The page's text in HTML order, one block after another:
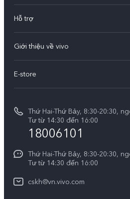
X300
V60
V60 Lite 5G
V50 Lite 5G
V50 Lite
Y39 5G
Y29
Hỗ trợ
Trung tâm dịch vụ
Funtouch OS
Tra cứu giá linh kiện
Xác thực bằng IMEI
Dịch vụ cuộc hẹn
Truy vấn tiến độ sửa chữa
Giới thiệu về vivo
Tin tức
Thông báo pháp lý
Về chúng tôi
Tính Bền Vững
E-store
Thứ Hai-Thứ Bảy, 8:30-20:30,
Tư từ 14:30 đến 16:00
18006101
Thứ Hai-Thứ Bảy, 8:30-20:30,
Tư từ 14:30 đến 16:00
cskh@vn.vivo.com